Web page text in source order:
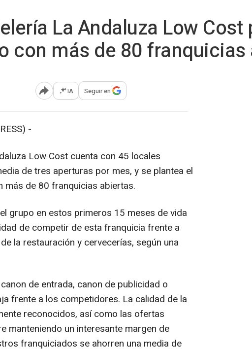
La Andaluza Low Cost
con más de 80
Abrir opciones para compartir
IA Seguir en
-
Low Cost cuenta con 45 locales
de tres aperturas por mes, y se plantea el
más de 80 franquicias abiertas.
grupo en estos primeros 15 meses de vida
de competir de esta franquicia frente a
la restauración y cervecerías, según una
de entrada, canon de publicidad o
frente a los competidores. La calidad de la
reconocidos, así como las ofertas
manteniendo un interesante margen de
franquiciados se ahorren una media de